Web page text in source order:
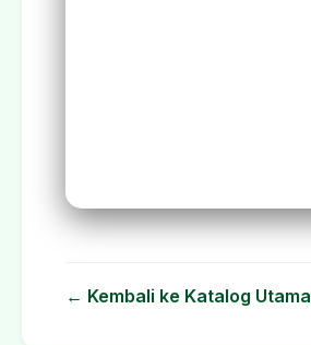
← Kembali ke Katalog Utama